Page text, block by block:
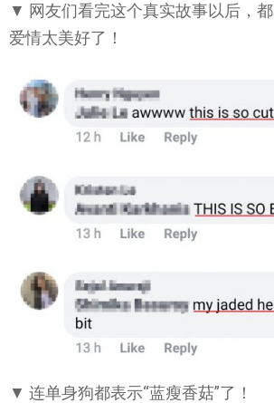
▼ 网友们看完这个真实故事以后，
爱情太美好了！
▼ 连单身狗都表示“蓝瘦香菇”了！